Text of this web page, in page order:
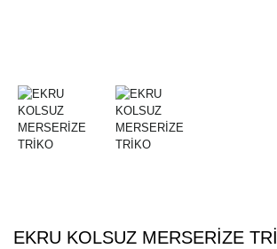
EKRU KOLSUZ MERSERİZE